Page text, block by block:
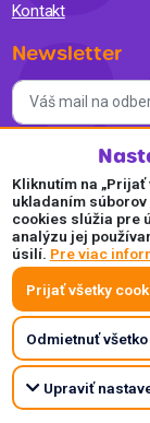
Kontakt
Newsletter
Súhlasím so
newslettra na
Zásadami
Akceptujeme
Plaťte pohodlne a
Kliknutím na
ukladaním
cookies slúžia pre
analýzu jej
úsilí. Pre viac
Prijať všetky
Odmietnuť všetko
Upraviť